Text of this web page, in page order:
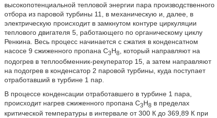
высокопотенциальной тепловой энергии пара производственного
отбора из паровой турбины 11, в механическую и, далее, в
электрическую происходит в замкнутом контуре циркуляции
теплового двигателя 5, работающего по органическому циклу
Ренкина. Весь процесс начинается с сжатия в конденсатном
насосе 9 сжиженного пропана C3H8
, который направляют на
подогрев в теплообменник-рекуператор 15, а затем направляют
на подогрев в конденсатор 2 паровой турбины, куда поступает
отработавший в турбине 1 пар.
В процессе конденсации отработавшего в турбине 1 пара,
происходит нагрев сжиженного пропана C3H8 в пределах
критической температуры в интервале от 300 К до 369,89 К при